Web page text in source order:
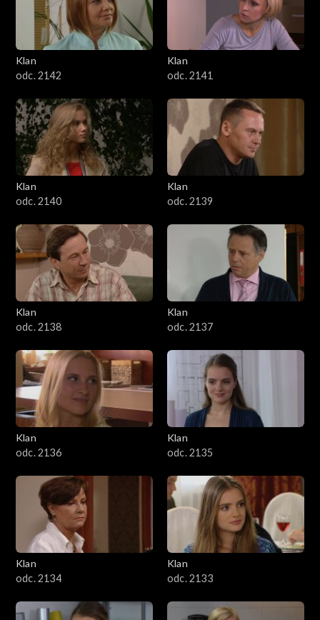
Klan
odc. 2142
Klan
odc. 2141
Klan
odc. 2140
Klan
odc. 2139
Klan
odc. 2138
Klan
odc. 2137
Klan
odc. 2136
Klan
odc. 2135
Klan
odc. 2134
Klan
odc. 2133